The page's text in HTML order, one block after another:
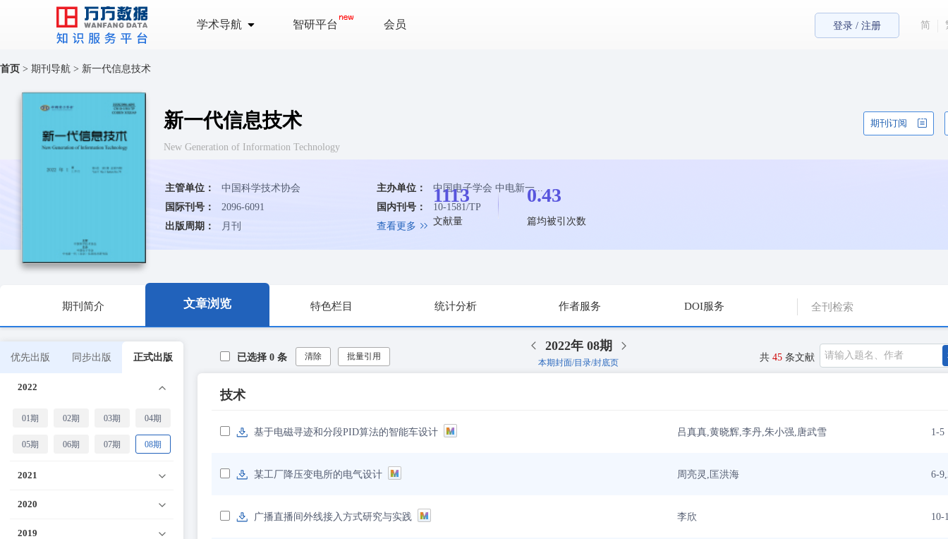
学术导航 智研平台 会员 登录 / 注册 简
首页 > 期刊导航 > 新一代信息技术
新一代信息技术 期刊订阅
New Generation of Information Technology
主管单位： 中国科学技术协会 主办单位：
中国电子学会 中电新一...
国际刊号：
2096-6091 国内刊号：
10-1581/TP
出版周期：
月刊 查看更多
1113
文献量
0.43
篇均被引次数
期刊简介 文章浏览 特色栏目 统计分析 作者服务 DOI服务
优先出版 同步出版 正式出版
2022
01期 02期 03期 04期
05期 06期 07期 08期
2021
2020
2019
已选择 0 条 清除 批量引用
2022年 08期
本期封面/目录/封底页 共 45 条文献
技术
基于电磁寻迹和分段PID算法的智能车设计 吕真真,黄晓辉,李丹,朱小强,唐武雪 1-5
某工厂降压变电所的电气设计 周亮灵,匡洪海 6-
广播直播间外线接入方式研究与实践 李欣 10-